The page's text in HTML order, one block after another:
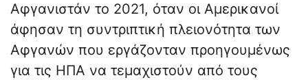
Αφγανιστάν το 2021, όταν οι Αμερικανοί
άφησαν τη συντριπτική πλειονότητα των
Αφγανών που εργάζονταν προηγουμένως
για τις ΗΠΑ να τεμαχιστούν από τους